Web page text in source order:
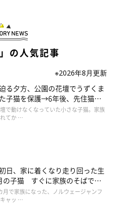
なかで今思うことは
の人気記事
※2026年8月更新
る夕方、公園の花壇でうずくま
子猫を保護→6年後、先住猫
”のような関係に
で動けなくなっていた小さな子猫。家族
てか …
日、家に着くなり走り回った生
の子猫 すぐに家族のそばで落
に「迎えてよかった」
月で家族になった、ノルウェージャンフ
ャッ …